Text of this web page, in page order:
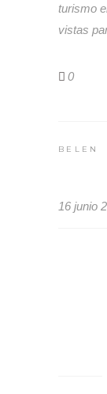
turismo
vistas
0
BELEN
16 junio